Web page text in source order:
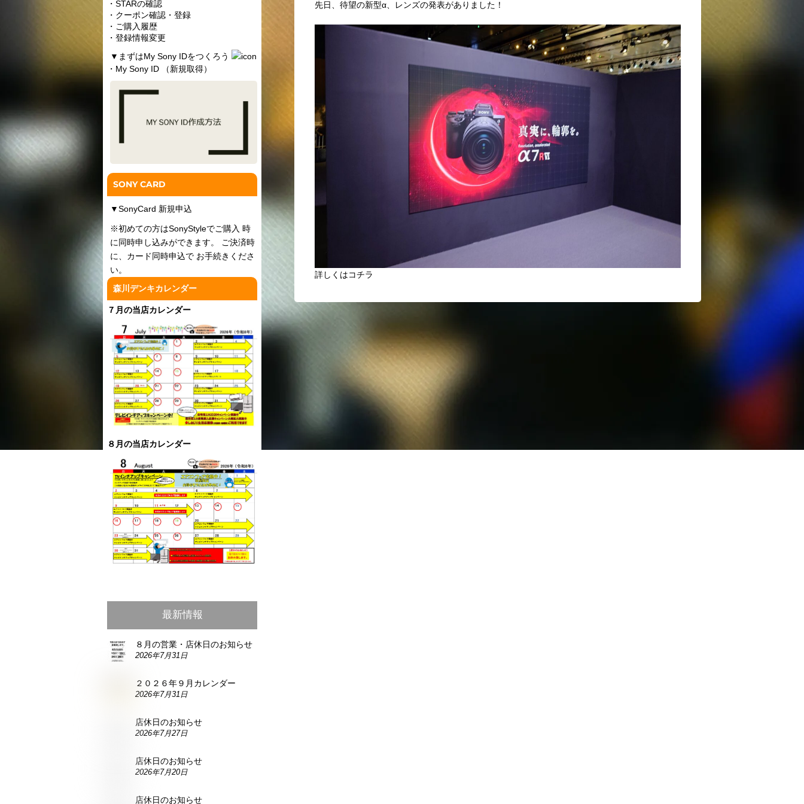
先日、待望の新型α、レンズの発表がありました！
詳しくはコチラ
・STARの確認
・クーポン確認・登録
・ご購入履歴
・登録情報変更
▼ まずはMy Sony IDをつくろう
・My Sony ID （新規取得）
SONY CARD
▼SonyCard 新規申込
※初めての方はSonyStyleでご購入 時
に同時申し込みができます。 ご決済時
に、カード同時申込で お手続きくださ
い。
森川デンキカレンダー
７月の当店カレンダー
８月の当店カレンダー
最新情報
８月の営業・店休日のお知らせ
2026年7月31日
２０２６年９月カレンダー
2026年7月31日
店休日のお知らせ
2026年7月27日
店休日のお知らせ
2026年7月20日
店休日のお知らせ